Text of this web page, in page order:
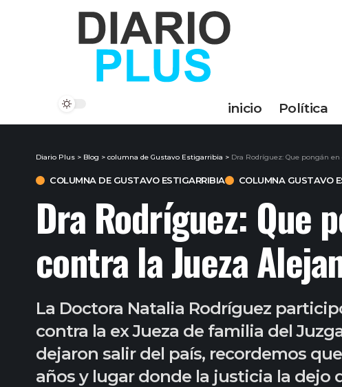
inicio Política
Diario Plus > Blog > columna de Gustavo Estigarribia > Dra Rodríguez: Que pongán
COLUMNA DE GUSTAVO ESTIGARRIBIA COLUMNA GUSTAVO
Dra Rodríguez: Que
contra la Jueza
La Doctora Natalia Rodríguez
contra la ex Jueza de familia del
dejaron salir del país, recordemos
años y lugar donde la justicia la dejo